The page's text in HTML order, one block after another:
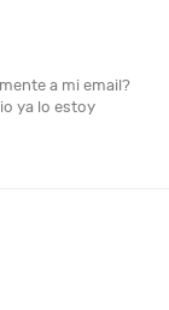
a mi email?
ya lo estoy